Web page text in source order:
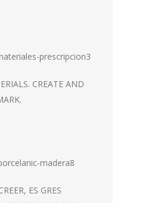
CREATE AND
ES GRES